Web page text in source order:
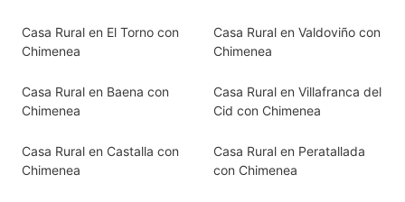
Casa Rural en El Torno con
Chimenea
Casa Rural en Valdoviño con
Chimenea
Casa Rural en Baena con
Chimenea
Casa Rural en Villafranca del
Cid con Chimenea
Casa Rural en Castalla con
Chimenea
Casa Rural en Peratallada
con Chimenea